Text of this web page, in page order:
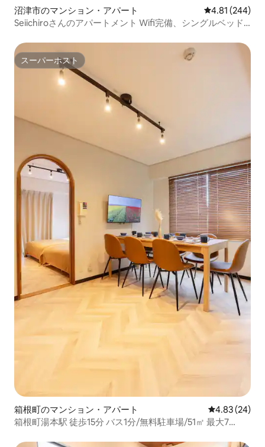
沼津市のマンション・アパート レビュー244
4.81 (244)
Seiichiroさんのアパートメント Wifi完備、シングルベッド2
スーパーホスト
スーパーホスト
箱根町のマンション・アパート レビュー24
4.83 (24)
箱根町湯本駅 徒歩15分 バス1分/無料駐車場/51㎡ 最大7